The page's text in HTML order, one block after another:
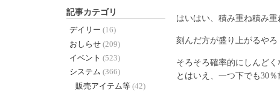
はいはい、積み重ね積み重
刻んだ方が盛り上がるやろ
そろそろ確率的にしんど
とはいえ、一つ下でも30
記事カテゴリ
デイリー (16)
おしらせ (209)
イベント (523)
システム (366)
販売アイテム等 (42)